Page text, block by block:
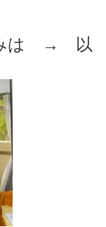
みは → 以